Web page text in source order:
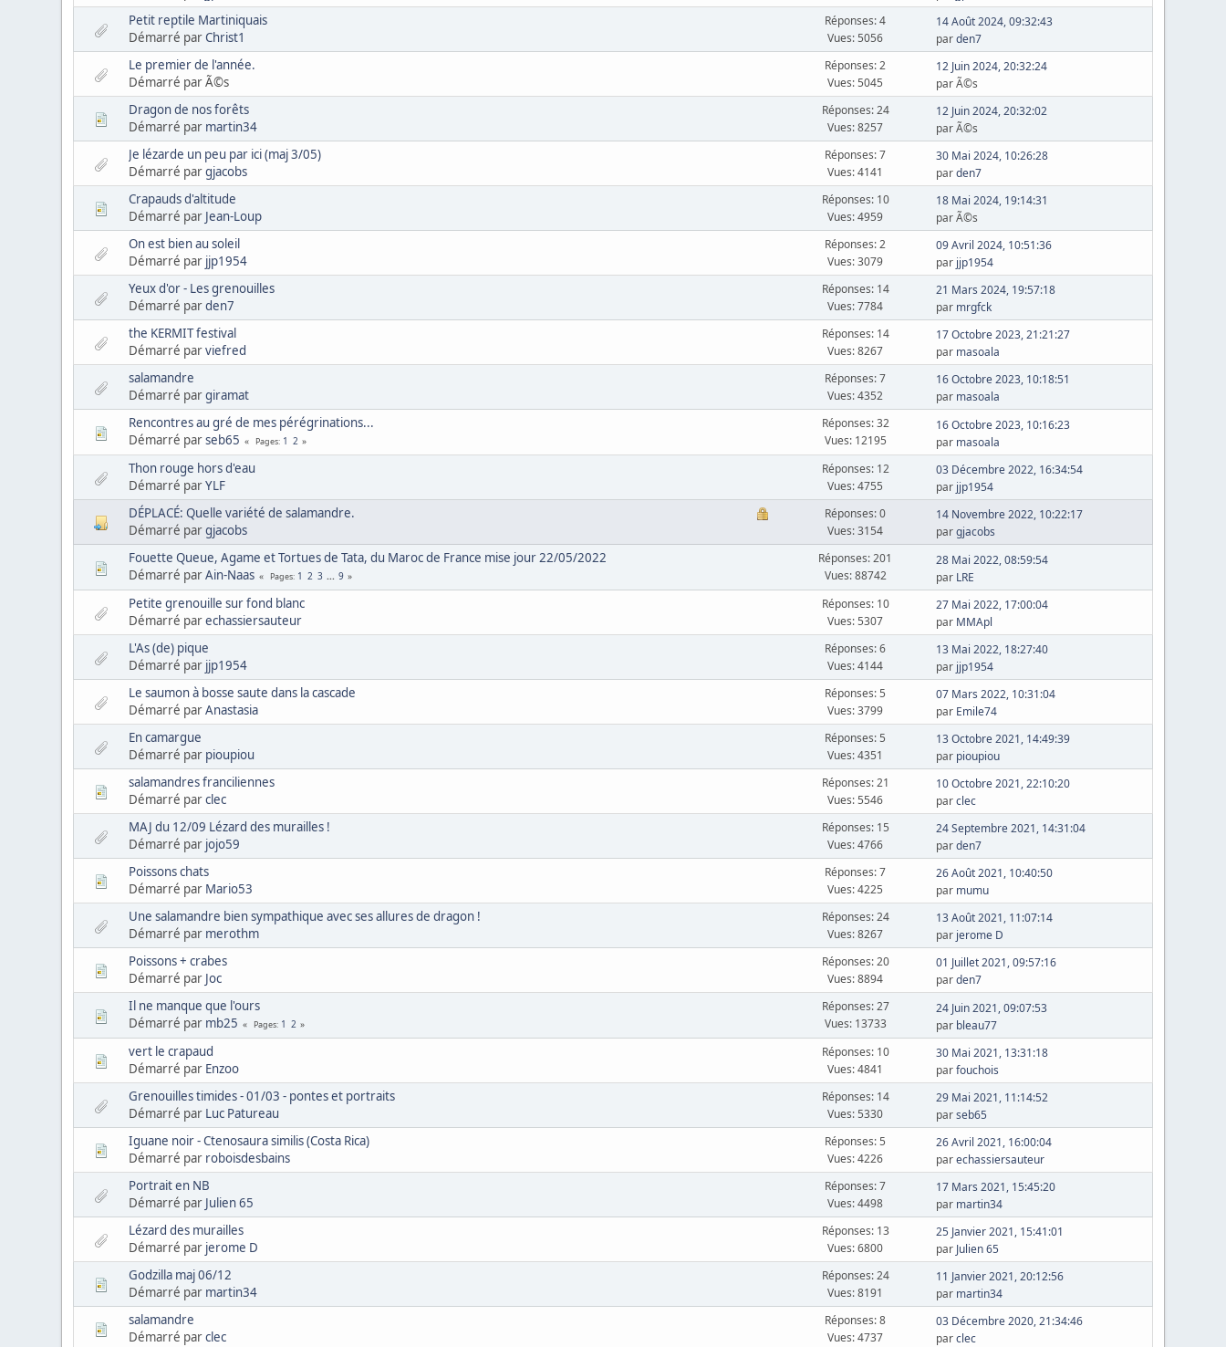
Petit reptile Martiniquais
Démarré parChrist1
Réponses: 4
Vues: 5056
14 Août 2024, 09:32:43
parden7
Le premier de l'année.
Démarré par Ã©s
Réponses: 2
Vues: 5045
12 Juin 2024, 20:32:24
par Ã©s
Dragon de nos forêts
Démarré par martin34
Réponses: 24
Vues: 8257
12 Juin 2024, 20:32:02
par Ã©s
Je lézarde un peu par ici (maj 3/05)
Démarré pargjacobs
Réponses: 7
Vues: 4141
30 Mai 2024, 10:26:28
parden7
Crapauds d'altitude
Démarré par Jean-Loup
Réponses: 10
Vues: 4959
18 Mai 2024, 19:14:31
par Ã©s
On est bien au soleil
Démarré par jjp1954
Réponses: 2
Vues: 3079
09 Avril 2024, 10:51:36
par jjp1954
Yeux d'or - Les grenouilles
Démarré parden7
Réponses: 14
Vues: 7784
21 Mars 2024, 19:57:18
par mrgfck
the KERMIT festival
Démarré parviefred
Réponses: 14
Vues: 8267
17 Octobre 2023, 21:21:27
par masoala
salamandre
Démarré pargiramat
Réponses: 7
Vues: 4352
16 Octobre 2023, 10:18:51
par masoala
Rencontres au gré de mes pérégrinations...
Démarré parseb65 Pages 1 2
Réponses: 32
Vues: 12195
16 Octobre 2023, 10:16:23
par masoala
Thon rouge hors d'eau
Démarré parYLF
Réponses: 12
Vues: 4755
03 Décembre 2022, 16:34:54
par jjp1954
DÉPLACÉ: Quelle variété de salamandre.
Démarré pargjacobs
Réponses: 0
Vues: 3154
14 Novembre 2022, 10:22:17
pargjacobs
Fouette Queue, Agame et Tortues de Tata, du Maroc de France mise jour 22/05/2022
Démarré parAin-Naas Pages 1 2 3 ... 9
Réponses: 201
Vues: 88742
28 Mai 2022, 08:59:54
par LRE
Petite grenouille sur fond blanc
Démarré parechassiersauteur
Réponses: 10
Vues: 5307
27 Mai 2022, 17:00:04
par MMApl
L'As (de) pique
Démarré par jjp1954
Réponses: 6
Vues: 4144
13 Mai 2022, 18:27:40
par jjp1954
Le saumon à bosse saute dans la cascade
Démarré parAnastasia
Réponses: 5
Vues: 3799
07 Mars 2022, 10:31:04
par Emile74
En camargue
Démarré par pioupiou
Réponses: 5
Vues: 4351
13 Octobre 2021, 14:49:39
par pioupiou
salamandres franciliennes
Démarré parclec
Réponses: 21
Vues: 5546
10 Octobre 2021, 22:10:20
parclec
MAJ du 12/09 Lézard des murailles !
Démarré par jojo59
Réponses: 15
Vues: 4766
24 Septembre 2021, 14:31:04
parden7
Poissons chats
Démarré par Mario53
Réponses: 7
Vues: 4225
26 Août 2021, 10:40:50
par mumu
Une salamandre bien sympathique avec ses allures de dragon !
Démarré par merothm
Réponses: 24
Vues: 8267
13 Août 2021, 11:07:14
par jerome D
Poissons + crabes
Démarré par Joc
Réponses: 20
Vues: 8894
01 Juillet 2021, 09:57:16
parden7
Il ne manque que l'ours
Démarré par mb25 Pages 1 2
Réponses: 27
Vues: 13733
24 Juin 2021, 09:07:53
par bleau77
vert le crapaud
Démarré par Enzoo
Réponses: 10
Vues: 4841
30 Mai 2021, 13:31:18
parfouchois
Grenouilles timides - 01/03 - pontes et portraits
Démarré par Luc Patureau
Réponses: 14
Vues: 5330
29 Mai 2021, 11:14:52
parseb65
Iguane noir - Ctenosaura similis (Costa Rica)
Démarré par roboisdesbains
Réponses: 5
Vues: 4226
26 Avril 2021, 16:00:04
parechassiersauteur
Portrait en NB
Démarré par Julien 65
Réponses: 7
Vues: 4498
17 Mars 2021, 15:45:20
par martin34
Lézard des murailles
Démarré par jerome D
Réponses: 13
Vues: 6800
25 Janvier 2021, 15:41:01
par Julien 65
Godzilla maj 06/12
Démarré par martin34
Réponses: 24
Vues: 8191
11 Janvier 2021, 20:12:56
par martin34
salamandre
Démarré parclec
Réponses: 8
Vues: 4737
03 Décembre 2020, 21:34:46
parclec